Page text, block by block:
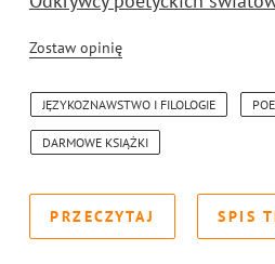
Zostaw opinię
JĘZYKOZNAWSTWO I FILOLOGIE
DARMOWE KSIĄŻKI
PRZECZYTAJ SPIS